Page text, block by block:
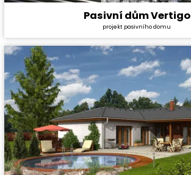
Cena stavby svépomocí:
Dispozice:
Užitná plocha:
Pasivní dům Vertigo
projekt pasivního domu